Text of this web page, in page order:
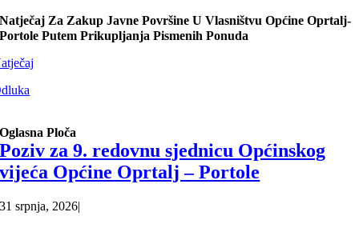
Natječaj Za Zakup Javne Površine U Vlasništvu Općine Oprtalj-
Portole Putem Prikupljanja Pismenih Ponuda
Oglasna Ploča
Poziv za 9. redovnu sjednicu Općinskog
vijeća Općine Oprtalj – Portole
31 srpnja, 2026|